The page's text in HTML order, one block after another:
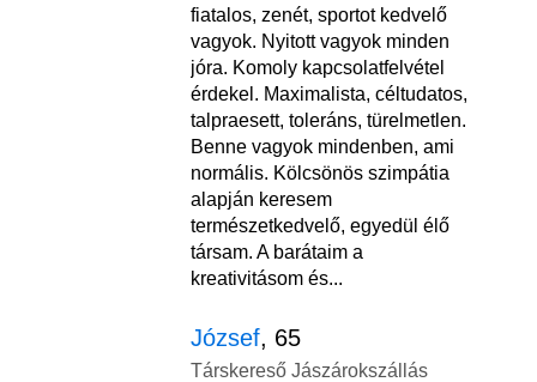
fiatalos, zenét, sportot kedvelő
vagyok. Nyitott vagyok minden
jóra. Komoly kapcsolatfelvétel
érdekel. Maximalista, céltudatos,
talpraesett, toleráns, türelmetlen.
Benne vagyok mindenben, ami
normális. Kölcsönös szimpátia
alapján keresem
természetkedvelő, egyedül élő
társam. A barátaim a
kreativitásom és...
József, 65
Társkereső Jászárokszállás